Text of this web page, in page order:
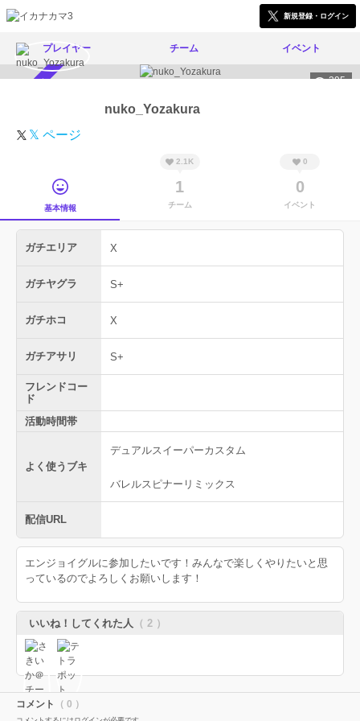
新規登録・ログイン
プレイヤー チーム イベント
395
nuko_Yozakura
𝕏 ページ
基本情報
2.1K
1
チーム
0
0
イベント
ガチエリア X
ガチヤグラ S+
ガチホコ X
ガチアサリ S+
フレンドコー
ド
活動時間帯
よく使うブキ
デュアルスイーパーカスタム
バレルスピナーリミックス
配信URL
エンジョイグルに参加したいです！みんなで楽しくやりたいと思
っているのでよろしくお願いします！
いいね！してくれた人 （ 2 ）
コメント （ 0 ）